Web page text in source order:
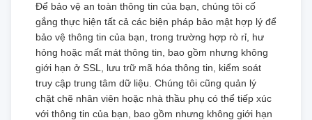
Để bảo vệ an toàn thông tin của bạn, chúng tôi cố
gắng thực hiện tất cả các biện pháp bảo mật hợp lý để
bảo vệ thông tin của bạn, trong trường hợp rò rỉ, hư
hỏng hoặc mất mát thông tin, bao gồm nhưng không
giới hạn ở SSL, lưu trữ mã hóa thông tin, kiểm soát
truy cập trung tâm dữ liệu. Chúng tôi cũng quản lý
chặt chẽ nhân viên hoặc nhà thầu phụ có thể tiếp xúc
với thông tin của bạn, bao gồm nhưng không giới hạn